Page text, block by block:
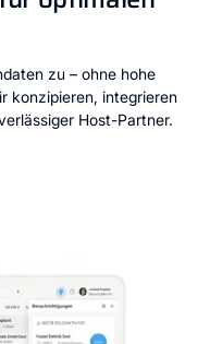
zu – ohne hohe
konzipieren, integrieren
Host-Partner.